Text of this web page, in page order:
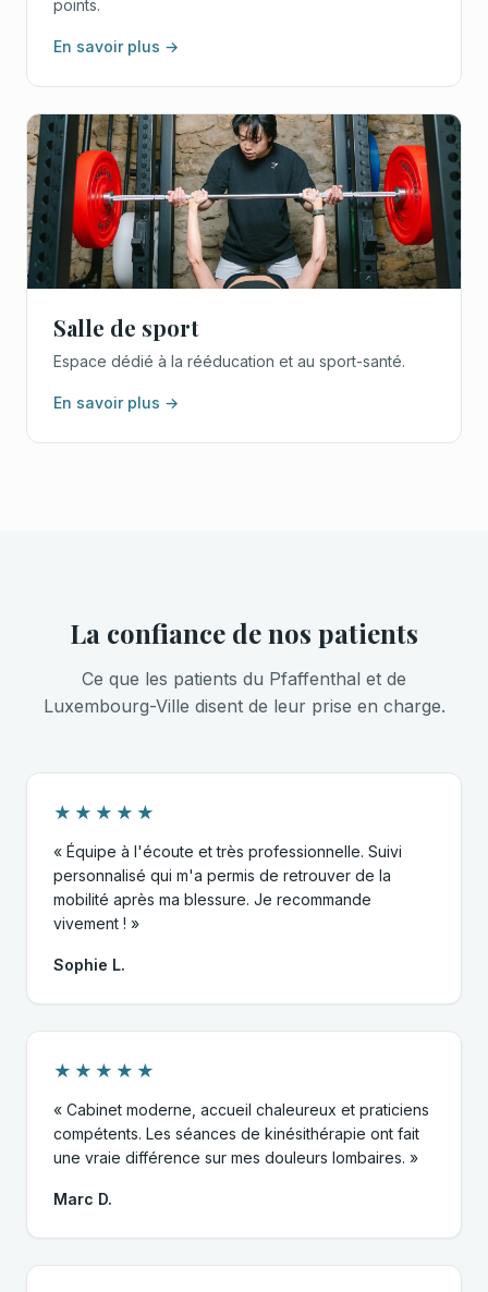
points.
En savoir plus →
Salle de sport
Espace dédié à la rééducation et au sport-santé.
En savoir plus →
La confiance de nos patients
Ce que les patients du Pfaffenthal et de
Luxembourg-Ville disent de leur prise en charge.
★★★★★
« Équipe à l'écoute et très professionnelle. Suivi
personnalisé qui m'a permis de retrouver de la
mobilité après ma blessure. Je recommande
vivement ! »
Sophie L.
★★★★★
« Cabinet moderne, accueil chaleureux et praticiens
compétents. Les séances de kinésithérapie ont fait
une vraie différence sur mes douleurs lombaires. »
Marc D.